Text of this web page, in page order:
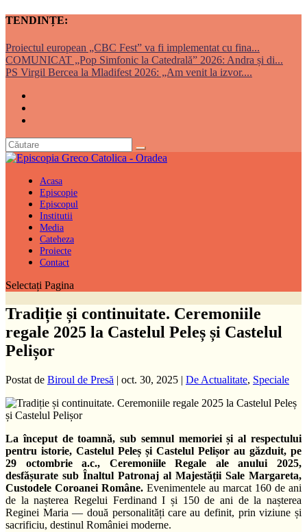
TENDINȚE:
Proiectul european „CBC Fest” va fi implementat cu fina...
COMUNICAT „Pop Simfonic la Catedrală” 2026: Andra și di...
PS Virgil Bercea la Mladifest 2026: „Am venit la izvor....
Acasa
Episcopie
Episcopul
Institutii
Media
Cateheza
Proiecte
Contact
Selectați Pagina
Tradiție și continuitate. Ceremoniile
regale 2025 la Castelul Peleș și Castelul
Pelișor
Postat de Biroul de Presă | oct. 30, 2025 | De Actualitate, Speciale
La început de toamnă, sub semnul memoriei și al respectului
pentru istorie, Castelul Peleș și Castelul Pelișor au găzduit, pe
29 octombrie a.c., Ceremoniile Regale ale anului 2025,
desfășurate sub Înaltul Patronaj al Majestății Sale Margareta,
Custodele Coroanei Române. Evenimentele au marcat 160 de ani
de la nașterea Regelui Ferdinand I și 150 de ani de la nașterea
Reginei Maria — două personalități care au definit, prin viziune și
sacrificiu, destinul României moderne.